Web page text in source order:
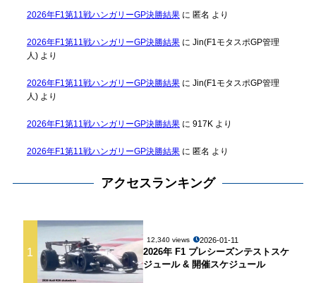
2026年F1第11戦ハンガリーGP決勝結果に 匿名 より
2026年F1第11戦ハンガリーGP決勝結果に Jin(F1モタスポGP管理
人)より
2026年F1第11戦ハンガリーGP決勝結果に Jin(F1モタスポGP管理
人)より
2026年F1第11戦ハンガリーGP決勝結果に 917K より
2026年F1第11戦ハンガリーGP決勝結果に 匿名 より
アクセスランキング
1
12,340 views 2026-01-11
2026年 F1 プレシーズンテストスケ
ジュール & 開催スケジュール